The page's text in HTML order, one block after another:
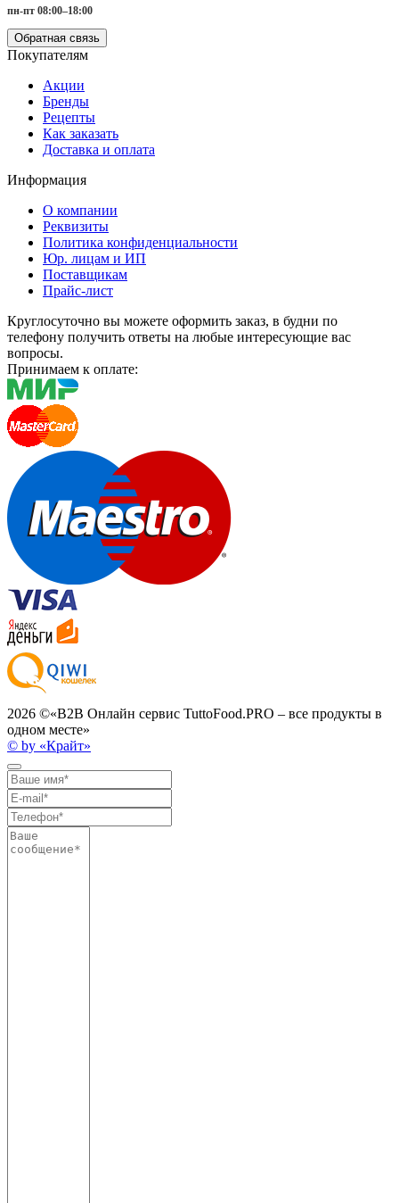
пн-пт 08:00–18:00
Обратная связь
Покупателям
Акции
Бренды
Рецепты
Как заказать
Доставка и оплата
Информация
О компании
Реквизиты
Политика конфиденциальности
Юр. лицам и ИП
Поставщикам
Прайс-лист
Круглосуточно вы можете оформить заказ, в будни по
телефону получить ответы на любые интересующие вас
вопросы.
Принимаем к оплате:
2026 ©«B2B Онлайн сервис TuttoFood.PRO – все продукты в
одном месте»
© by «Крайт»